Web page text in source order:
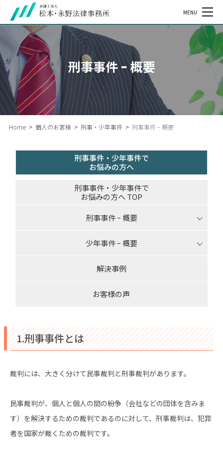
MENU
刑事事件 ｰ 概要
Home > 個人のお客様 > 刑事・少年事件 > 刑事事件 ｰ 概要
刑事事件・少年事件で
お悩みの方へ
刑事事件・少年事件で
お悩みの方へ TOP
刑事事件 ｰ 概要
少年事件 ｰ 概要
解決事例
お客様の声
1.刑事事件とは
裁判には、大きく分けて民事裁判と刑事裁判があります。
民事裁判が、個人と個人の間の紛争（会社などの団体を含みま
す）を解決するための裁判であるのに対して、刑事裁判は、犯罪
者を国家が裁くための裁判です。